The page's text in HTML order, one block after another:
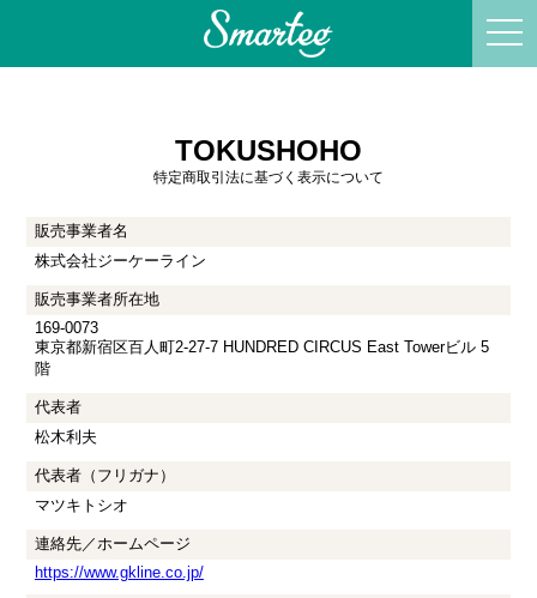
TOKUSHOHO
特定商取引法に基づく表示について
販売事業者名
株式会社ジーケーライン
販売事業者所在地
169-0073
東京都新宿区百人町2-27-7 HUNDRED CIRCUS East Towerビル 5
階
代表者
松木利夫
代表者（フリガナ）
マツキトシオ
連絡先／ホームページ
https://www.gkline.co.jp/